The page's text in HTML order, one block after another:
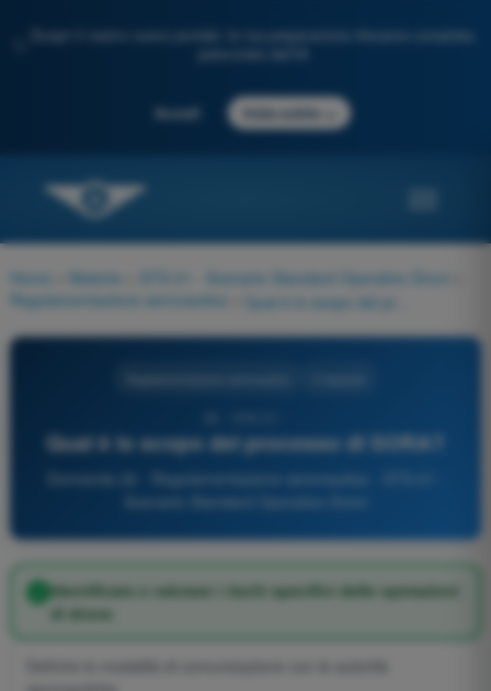
Scopri il nostro nuovo portale: la tua preparazione d'esame completa,
Accedi Inizia subito
Home Materie STS-01 - Scenario Standard Operativo Droni
Regolamentazione aeronautica
Qual è lo scopo del processo di SORA?
Identificare e valutare i rischi specifici delle operazioni
di drone